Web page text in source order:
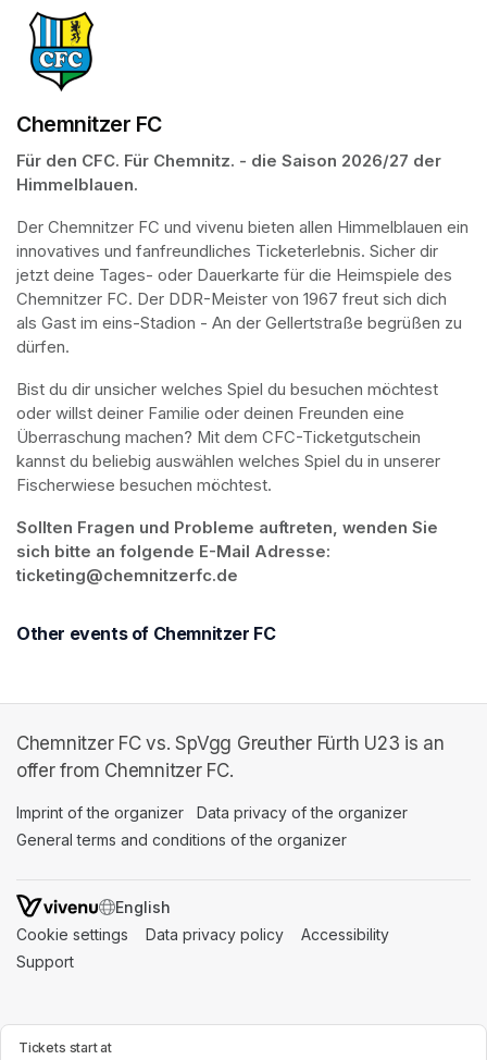
Tickets start at
Chemnitzer FC
Für den CFC. Für Chemnitz. - die Saison 2026/27 der
Himmelblauen.
Der Chemnitzer FC und vivenu bieten allen Himmelblauen ein
innovatives und fanfreundliches Ticketerlebnis. Sicher dir
jetzt deine Tages- oder Dauerkarte für die Heimspiele des
Chemnitzer FC. Der DDR-Meister von 1967 freut sich dich
als Gast im eins-Stadion - An der Gellertstraße begrüßen zu
dürfen.
Bist du dir unsicher welches Spiel du besuchen möchtest
oder willst deiner Familie oder deinen Freunden eine
Überraschung machen? Mit dem CFC-Ticketgutschein
kannst du beliebig auswählen welches Spiel du in unserer
Fischerwiese besuchen möchtest.
Sollten Fragen und Probleme auftreten, wenden Sie
sich bitte an folgende E-Mail Adresse:
ticketing@chemnitzerfc.de
Other events of Chemnitzer FC
Chemnitzer FC vs. SpVgg Greuther Fürth U23 is an
offer from Chemnitzer FC.
Imprint of the organizer (opens in a new tab)
Data privacy of the organizer
General terms and conditions of the organizer
SWITCH LANGUAGE
Cookie settings (opens in a new tab)
Data privacy policy (opens in a new tab)
Accessibility
Support